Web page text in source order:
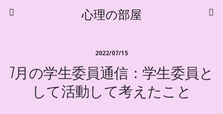
心理の部屋
2022/07/15
7月の学生委員通信：学生委員と
して活動して考えたこと